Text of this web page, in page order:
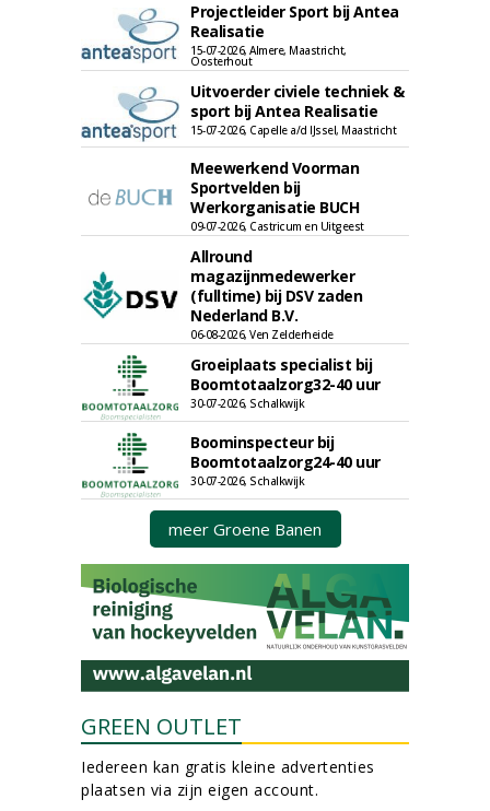
Projectleider Sport bij Antea
Realisatie
15-07-2026, Almere, Maastricht,
Oosterhout
Uitvoerder civiele techniek &
sport bij Antea Realisatie
15-07-2026, Capelle a/d IJssel, Maastricht
Meewerkend Voorman
Sportvelden bij
Werkorganisatie BUCH
09-07-2026, Castricum en Uitgeest
Allround
magazijnmedewerker
(fulltime) bij DSV zaden
Nederland B.V.
06-08-2026, Ven Zelderheide
Groeiplaats specialist bij
Boomtotaalzorg32-40 uur
30-07-2026, Schalkwijk
Boominspecteur bij
Boomtotaalzorg24-40 uur
30-07-2026, Schalkwijk
meer Groene Banen
GREEN OUTLET
Iedereen kan gratis kleine advertenties
plaatsen via zijn eigen account.